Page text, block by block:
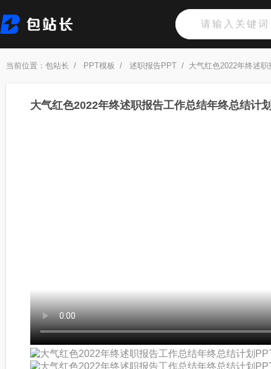
当前位置： 包站长 / PPT模板 / 述职报告PPT / 大气红色2022年终述
大气红色2022年终述职报告工作总结年终总结计